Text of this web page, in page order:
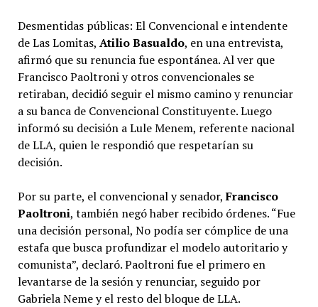
Desmentidas públicas: El Convencional e intendente
de Las Lomitas, Atilio Basualdo, en una entrevista,
afirmó que su renuncia fue espontánea. Al ver que
Francisco Paoltroni y otros convencionales se
retiraban, decidió seguir el mismo camino y renunciar
a su banca de Convencional Constituyente. Luego
informó su decisión a Lule Menem, referente nacional
de LLA, quien le respondió que respetarían su
decisión.
Por su parte, el convencional y senador,Francisco
Paoltroni, también negó haber recibido órdenes. “Fue
una decisión personal, No podía ser cómplice de una
estafa que busca profundizar el modelo autoritario y
comunista”, declaró. Paoltroni fue el primero en
levantarse de la sesión y renunciar, seguido por
Gabriela Neme y el resto del bloque de LLA.